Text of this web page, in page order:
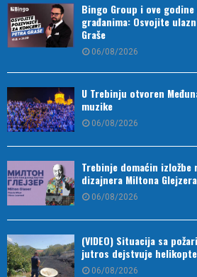
Bingo Group i ove
građanima: Osvojite
Graše
06/08/2026
U Trebinju otvoren
muzike
06/08/2026
Trebinje domaćin izložbe
dizajnera Miltona Glejzera
06/08/2026
(VIDEO) Situacija sa
jutros dejstvuje
06/08/2026